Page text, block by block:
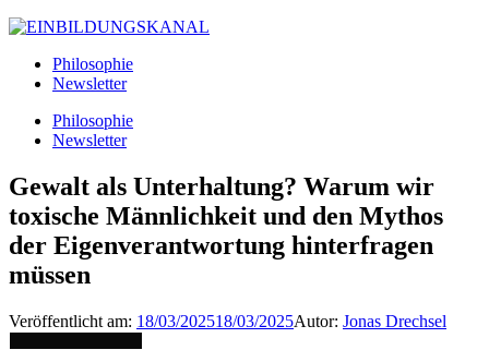
Philosophie
Newsletter
Philosophie
Newsletter
Gewalt als Unterhaltung? Warum wir
toxische Männlichkeit und den Mythos
der Eigenverantwortung hinterfragen
müssen
Veröffentlicht am: 18/03/202518/03/2025Autor: Jonas Drechsel